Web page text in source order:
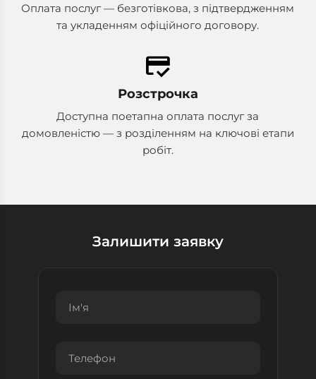
Оплата послуг — безготівкова, з підтвердженням
та укладенням офіційного договору.
credit_score
Розстрочка
Доступна поетапна оплата послуг за
домовленістю — з розділенням на ключові етапи
робіт.
Залишити заявку